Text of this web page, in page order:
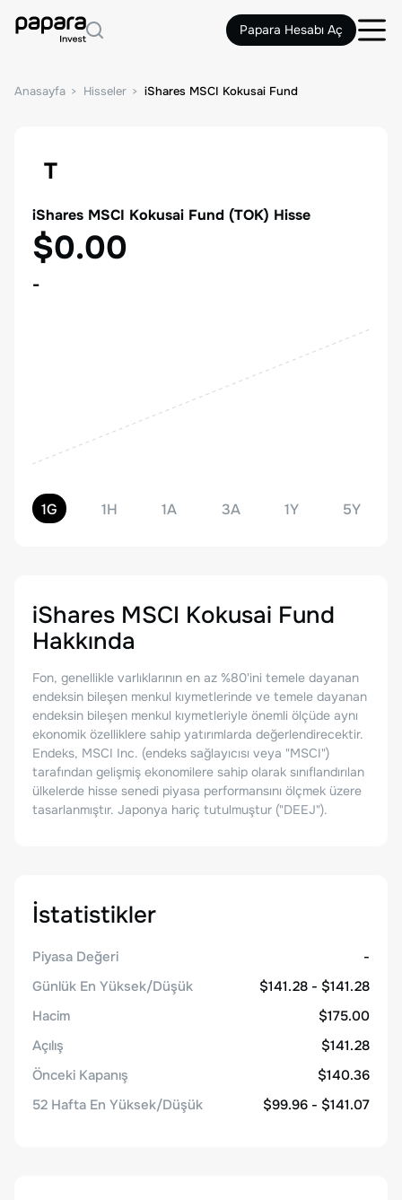
Papara Hesabı Aç
Anasayfa Hisseler iShares MSCI Kokusai Fund
T
iShares MSCI Kokusai Fund (TOK) Hisse
$0.00
-
1G 1H 1A 3A 1Y 5Y
iShares MSCI Kokusai Fund
Hakkında
Fon, genellikle varlıklarının en az %80'ini temele dayanan
endeksin bileşen menkul kıymetlerinde ve temele dayanan
endeksin bileşen menkul kıymetleriyle önemli ölçüde aynı
ekonomik özelliklere sahip yatırımlarda değerlendirecektir.
Endeks, MSCI Inc. (endeks sağlayıcısı veya "MSCI")
tarafından gelişmiş ekonomilere sahip olarak sınıflandırılan
ülkelerde hisse senedi piyasa performansını ölçmek üzere
tasarlanmıştır. Japonya hariç tutulmuştur ("DEEJ").
İstatistikler
Piyasa Değeri
-
Günlük En Yüksek/Düşük
$141.28 - $141.28
Hacim
$175.00
Açılış
$141.28
Önceki Kapanış
$140.36
52 Hafta En Yüksek/Düşük
$99.96 - $141.07